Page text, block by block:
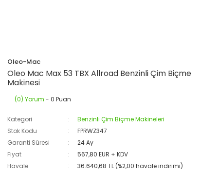
Oleo-Mac
Oleo Mac Max 53 TBX Allroad Benzinli Çim Biçme
Makinesi
(0) Yorum - 0 Puan
Kategori
Benzinli Çim Biçme Makineleri
Stok Kodu
FPRWZ347
Garanti Süresi
24 Ay
Fiyat
567,80 EUR + KDV
Havale
36.640,68 TL (%2,00 havale indirimi)